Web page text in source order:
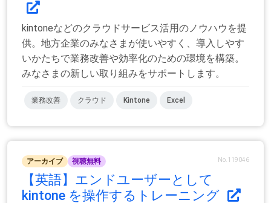
kintoneなどのクラウドサービス活用のノウハウを提
供。地方企業のみなさまが使いやすく、導入しやす
いかたちで業務改善や効率化のための環境を構築。
みなさまの新しい取り組みをサポートします。
業務改善 クラウド Kintone Excel
アーカイブ 視聴無料 No.119046
【英語】エンドユーザーとして
kintone を操作するトレーニング